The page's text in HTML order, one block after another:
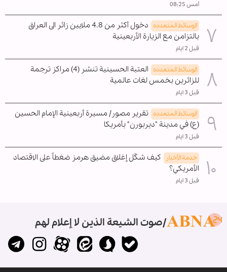
أمس 08:25
الوسائط المتعدده
دخول أكثر من 4.8 ملايين زائر الى العراق
بالتزامن مع الزيارة الأربعينية
قبل 2 ايام
الوسائط المتعدده
العتبة الحسينية تنشر (4) مراكز ترجمة
للزائرين بخمس لغات عالمية
قبل 3 ايام
الوسائط المتعدده تقرير مصور/ مسيرة أربعينية الإمام الحسين
(ع) في مدينة "ديربورن" بأمريكا
قبل 3 ايام
خدمة الأخبار
كيف شكّل إغلاق مضيق هرمز ضغطاً على الاقتصاد
الأمريكي؟
قبل 3 ايام
صوت الشيعة الذين لا إعلام لهم